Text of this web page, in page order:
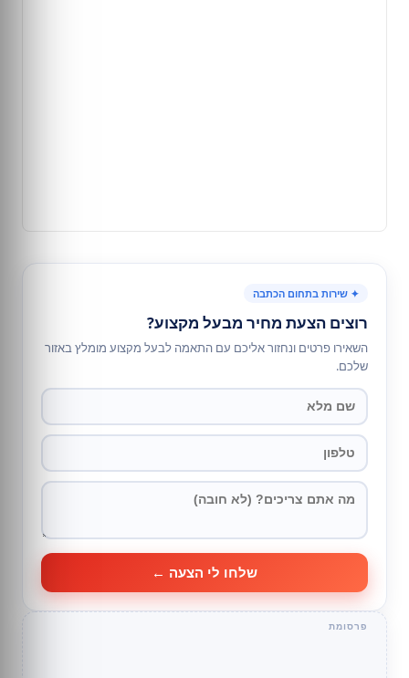
✦ שירות בתחום הכתבה
רוצים הצעת מחיר מבעל מקצוע?
השאירו פרטים ונחזור אליכם עם התאמה לבעל מקצוע מומלץ באזור
שלכם.
שלחו לי הצעה ←